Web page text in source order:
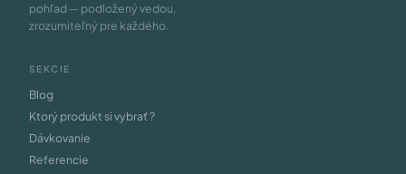
pohľad — podložený vedou,
zrozumiteľný pre každého.
SEKCIE
Blog
Ktorý produkt si vybrať ?
Dávkovanie
Referencie